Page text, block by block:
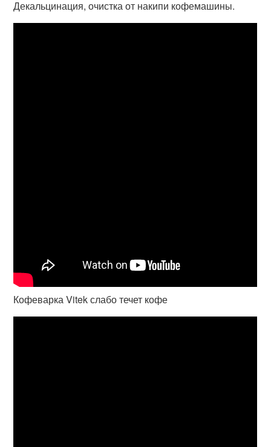
Декальцинация, очистка от накипи кофемашины.
Кофеварка Vitek слабо течет кофе